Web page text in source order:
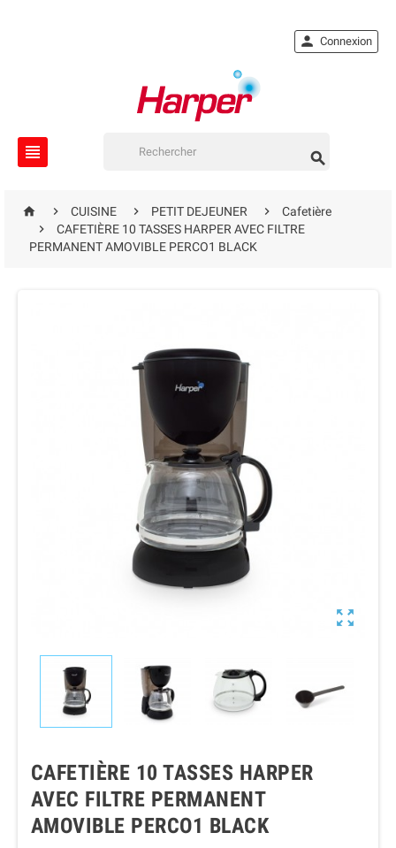
 
 Connexion
  CUISINE  PETIT DEJEUNER 
Cafetière

CAFETIÈRE 10 TASSES HARPER AVEC FILTRE
PERMANENT AMOVIBLE PERCO1 BLACK

CAFETIÈRE 10 TASSES HARPER
AVEC FILTRE PERMANENT
AMOVIBLE PERCO1 BLACK